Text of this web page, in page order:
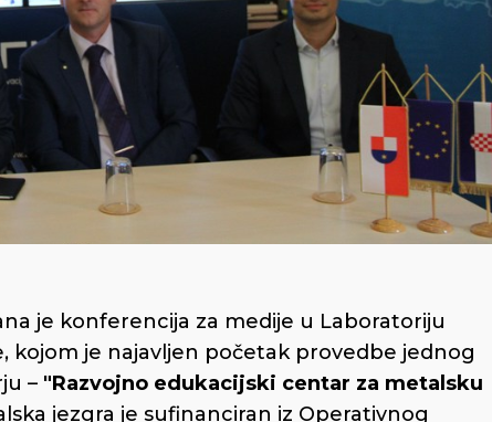
je konferencija za medije u Laboratoriju
kojom je najavljen početak provedbe jednog
– "Razvojno edukacijski centar za metalsku
jezgra je sufinanciran iz Operativnog